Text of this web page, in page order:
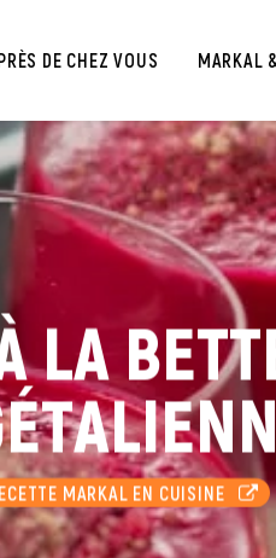
DE CHEZ VOUS MARKAL
LA
MARKAL EN CUISINE